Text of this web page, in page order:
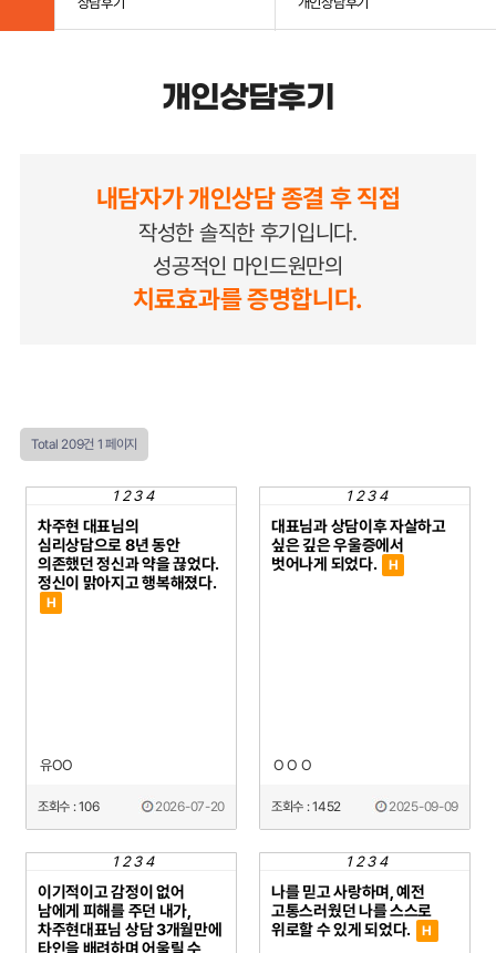
개인상담후기
내담자가 개인상담 종결 후 직접
작성한 솔직한 후기입니다.
성공적인 마인드원만의
치료효과를 증명합니다.
Total 209건 1 페이지
1 2 3 4
차주현 대표님의
심리상담으로 8년 동안
의존했던 정신과 약을 끊었다.
정신이 맑아지고 행복해졌다.
H
유OO
조회수 : 106 2026-07-20
1 2 3 4
대표님과 상담이후 자살하고
싶은 깊은 우울증에서
벗어나게 되었다.
H
O O O
조회수 : 1452 2025-09-09
1 2 3 4
이기적이고 감정이 없어
남에게 피해를 주던 내가,
차주현대표님 상담 3개월만에
타인을 배려하며 어울릴 수
1 2 3 4
나를 믿고 사랑하며, 예전
고통스러웠던 나를 스스로
위로할 수 있게 되었다.
H